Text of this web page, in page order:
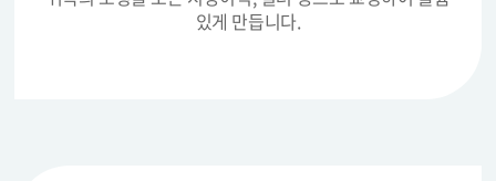
있게 만듭니다.